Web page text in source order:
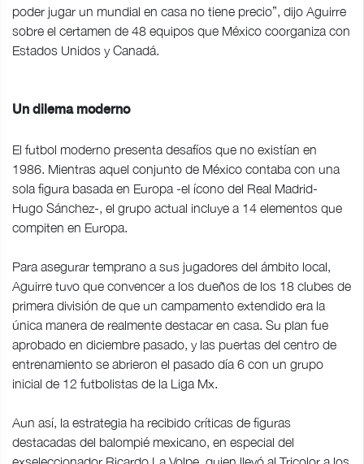
poder jugar un mundial en casa no tiene precio”, dijo Aguirre
sobre el certamen de 48 equipos que México coorganiza con
Estados Unidos y Canadá.
Un dilema moderno
El futbol moderno presenta desafíos que no existían en
1986. Mientras aquel conjunto de México contaba con una
sola figura basada en Europa -el ícono del Real Madrid-
Hugo Sánchez-, el grupo actual incluye a 14 elementos que
compiten en Europa.
Para asegurar temprano a sus jugadores del ámbito local,
Aguirre tuvo que convencer a los dueños de los 18 clubes de
primera división de que un campamento extendido era la
única manera de realmente destacar en casa. Su plan fue
aprobado en diciembre pasado, y las puertas del centro de
entrenamiento se abrieron el pasado día 6 con un grupo
inicial de 12 futbolistas de la Liga Mx.
Aun así, la estrategia ha recibido críticas de figuras
destacadas del balompié mexicano, en especial del